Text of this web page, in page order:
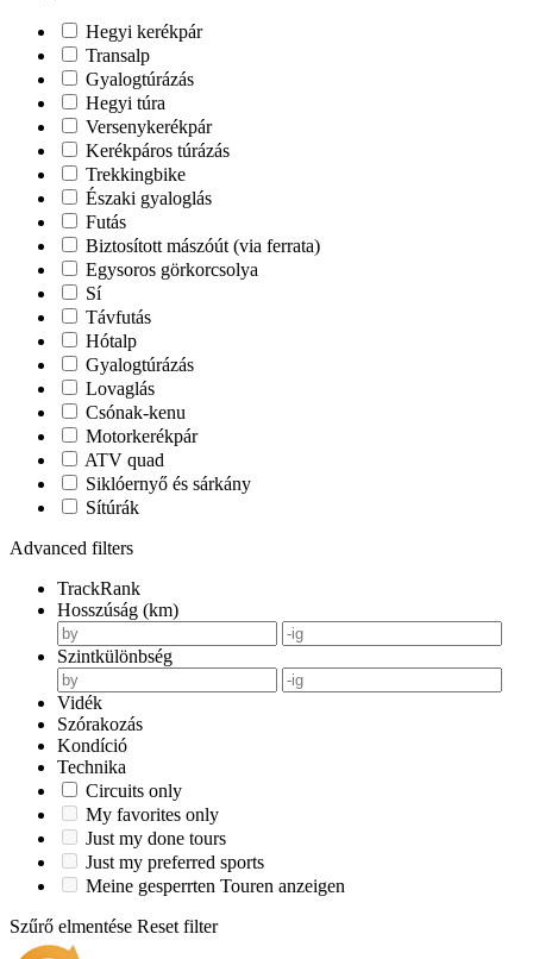
Hegyi kerékpár
Transalp
Gyalogtúrázás
Hegyi túra
Versenykerékpár
Kerékpáros túrázás
Trekkingbike
Északi gyaloglás
Futás
Biztosított mászóút (via ferrata)
Egysoros görkorcsolya
Sí
Távfutás
Hótalp
Gyalogtúrázás
Lovaglás
Csónak-kenu
Motorkerékpár
ATV quad
Siklóernyő és sárkány
Sítúrák
Advanced filters
TrackRank
Hosszúság (km)
Szintkülönbség
Vidék
Szórakozás
Kondíció
Technika
Circuits only
My favorites only
Just my done tours
Just my preferred sports
Meine gesperrten Touren anzeigen
Szűrő elmentése Reset filter